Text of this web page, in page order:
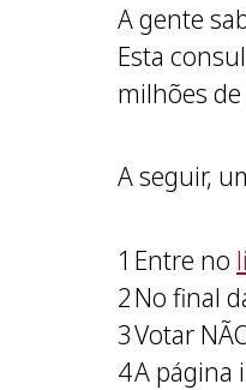
A gente
Esta
milhões de
A seguir,
Entre no
No final
Votar
A página